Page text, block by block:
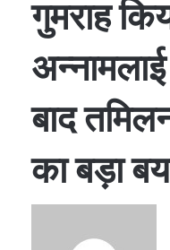
गुमराह
बाद
का बड़ा